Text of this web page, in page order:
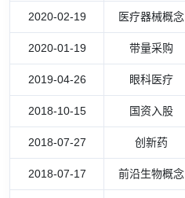
2020-02-19 医疗器械概念
2020-01-19 带量采购
2019-04-26 眼科医疗
2018-10-15 国资入股
2018-07-27 创新药
2018-07-17 前沿生物概念